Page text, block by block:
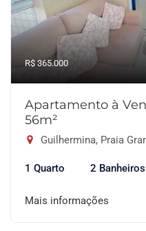
R$ 365.000
Apartamento à
56m²
Guilhermina, Praia
1 Quarto 2 Banheiros
Mais informações